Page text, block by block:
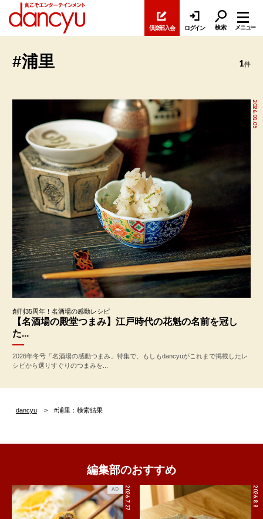
倶楽部入会 ログイン 検索 メニュー
#浦里 1件
2026.01.05
創刊35周年！名酒場の感動レシピ
【名酒場の殿堂つまみ】江戸時代の花魁の名前を冠し
た...
2026年冬号「名酒場の感動つまみ」特集で、もしもdancyuがこれまで掲載したレ
シピから選りすぐりのつまみを...
dancyu #浦里：検索結果
編集部のおすすめ
2026.7.27
AD 2026.8.8